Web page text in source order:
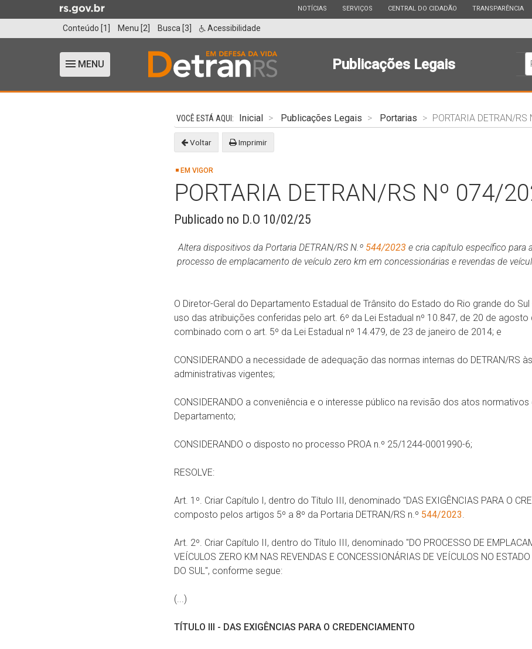
para
o
ESTADO
NOTÍCIAS ESTADO
SERVIÇOS ESTADO
CENTRAL DO CIDADÃO ESTADO
TRANSPARÊNCIA
Conteúdo [1] Menu [2] Busca [3] Acessibilidade
Alterna
a
navegação
MENU Publicações Legais
Inicial Publicações Legais Portarias PORTARIA DETRAN/RS
Voltar Imprimir
EM VIGOR
PORTARIA DETRAN/RS Nº 074/
Publicado no D.O 10/02/25
Altera dispositivos da Portaria DETRAN/RS N.º 544/2023 e cria capítulo específico para
processo de emplacamento de veículo zero km em concessionárias e revendas de
O Diretor-Geral do Departamento Estadual de Trânsito do Estado do Rio grande do Sul
uso das atribuições conferidas pelo art. 6º da Lei Estadual nº 10.847, de 20 de agosto
combinado com o art. 5º da Lei Estadual nº 14.479, de 23 de janeiro de 2014; e
CONSIDERANDO a necessidade de adequação das normas internas do DETRAN/RS
administrativas vigentes;
CONSIDERANDO a conveniência e o interesse público na revisão dos atos
Departamento;
CONSIDERANDO o disposto no processo PROA n.º 25/1244-0001990-6;
RESOLVE:
Art. 1º. Criar Capítulo I, dentro do Título III, denominado "DAS EXIGÊNCIAS PARA O
composto pelos artigos 5º a 8º da Portaria DETRAN/RS n.º 544/2023.
Art. 2º. Criar Capítulo II, dentro do Título III, denominado "DO PROCESSO DE
VEÍCULOS ZERO KM NAS REVENDAS E CONCESSIONÁRIAS DE VEÍCULOS NO
DO SUL", conforme segue:
(...)
TÍTULO III - DAS EXIGÊNCIAS PARA O CREDENCIAMENTO